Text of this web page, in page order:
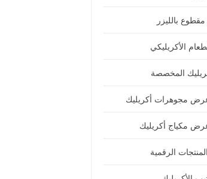
بالليزر
الأكريليكي
المخصصة
مجوهرات أكريليك
مكياج أكريليك
الرقمية